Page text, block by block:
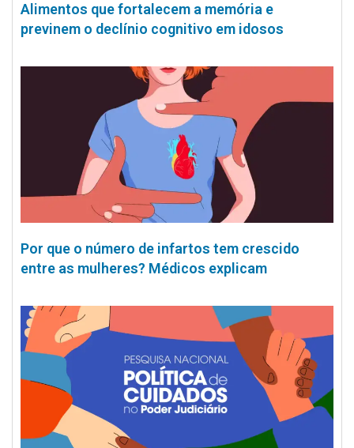
Alimentos que fortalecem a memória e
previnem o declínio cognitivo em idosos
Por que o número de infartos tem crescido
entre as mulheres? Médicos explicam